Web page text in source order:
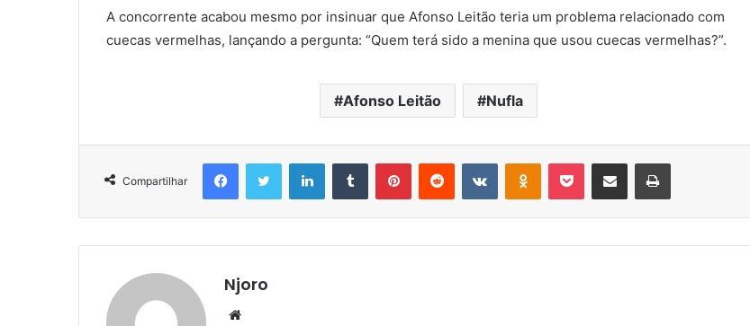
A concorrente acabou mesmo por insinuar que Afonso Leitão teria um problema relacionado com
cuecas vermelhas, lançando a pergunta: “Quem terá sido a menina que usou cuecas vermelhas?”.
Afonso Leitão Nufla
Compartilhar
FacebookTwitter LinkedinTumblr PinterestReddit VK OK Pocket Compartilhar via e-mail Imprimir
Njoro
Website